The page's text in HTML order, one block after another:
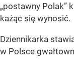
„postawny Polak”
każąc się wynosić.
Dziennikarka
w Polsce